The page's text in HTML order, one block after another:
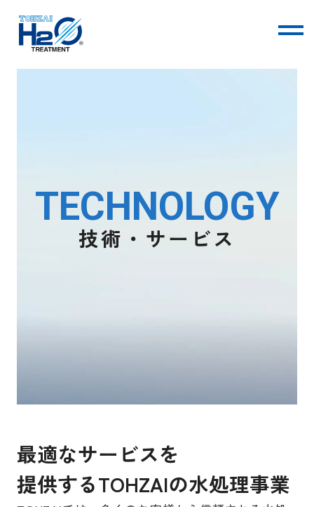
会社情報
TECHNOLOGY
技術・サービス
最適なサー ビスを
提供するTOHZAIの水処理事業